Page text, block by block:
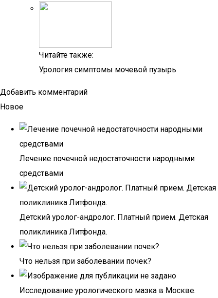
Читайте также:
Урология симптомы мочевой пузырь
Добавить комментарий
Новое
Лечение почечной недостаточности народными
средствами
Детский уролог-андролог. Платный прием. Детская
поликлиника Литфонда.
Что нельзя при заболевании почек?
Исследование урологического мазка в Москве.